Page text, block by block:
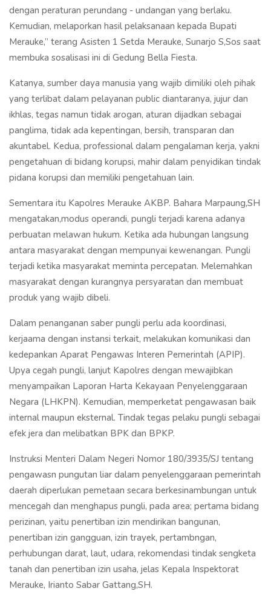
dengan peraturan perundang - undangan yang berlaku.
Kemudian, melaporkan hasil pelaksanaan kepada Bupati
Merauke,” terang Asisten 1 Setda Merauke, Sunarjo S,Sos saat
membuka sosalisasi ini di Gedung Bella Fiesta.
Katanya, sumber daya manusia yang wajib dimiliki oleh pihak
yang terlibat dalam pelayanan public diantaranya, jujur dan
ikhlas, tegas namun tidak arogan, aturan dijadkan sebagai
panglima, tidak ada kepentingan, bersih, transparan dan
akuntabel. Kedua, professional dalam pengalaman kerja, yakni
pengetahuan di bidang korupsi, mahir dalam penyidikan tindak
pidana korupsi dan memiliki pengetahuan lain.
Sementara itu Kapolres Merauke AKBP. Bahara Marpaung,SH
mengatakan,modus operandi, pungli terjadi karena adanya
perbuatan melawan hukum. Ketika ada hubungan langsung
antara masyarakat dengan mempunyai kewenangan. Pungli
terjadi ketika masyarakat meminta percepatan. Melemahkan
masyarakat dengan kurangnya persyaratan dan membuat
produk yang wajib dibeli.
Dalam penanganan saber pungli perlu ada koordinasi,
kerjaama dengan instansi terkait, melakukan komunikasi dan
kedepankan Aparat Pengawas Interen Pemerintah (APIP).
Upya cegah pungli, lanjut Kapolres dengan mewajibkan
menyampaikan Laporan Harta Kekayaan Penyelenggaraan
Negara (LHKPN). Kemudian, memperketat pengawasan baik
internal maupun eksternal. Tindak tegas pelaku pungli sebagai
efek jera dan melibatkan BPK dan BPKP.
Instruksi Menteri Dalam Negeri Nomor 180/3935/SJ tentang
pengawasn pungutan liar dalam penyelenggaraan pemerintah
daerah diperlukan pemetaan secara berkesinambungan untuk
mencegah dan menghapus pungli, pada area; pertama bidang
perizinan, yaitu penertiban izin mendirikan bangunan,
penertiban izin gangguan, izin trayek, pertambngan,
perhubungan darat, laut, udara, rekomendasi tindak sengketa
tanah dan penertiban izin usaha, jelas Kepala Inspektorat
Merauke, Irianto Sabar Gattang,SH.